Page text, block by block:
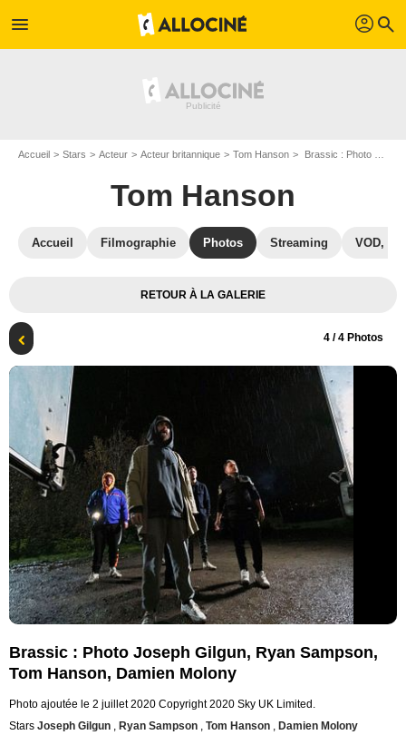
menu profil search
Accueil Stars Acteur Acteur britannique Tom Hanson Brassic : Photo Joseph Gilgun, Ryan Sampson, Tom Hanson, Damien Molony
Tom Hanson
Accueil Filmographie Photos Streaming VOD,
RETOUR À LA GALERIE
4 / 4 Photos
Brassic : Photo Joseph Gilgun, Ryan Sampson,
Tom Hanson, Damien Molony
Photo ajoutée le 2 juillet 2020 Copyright 2020 Sky UK Limited.
Stars Joseph Gilgun , Ryan Sampson , Tom Hanson , Damien Molony